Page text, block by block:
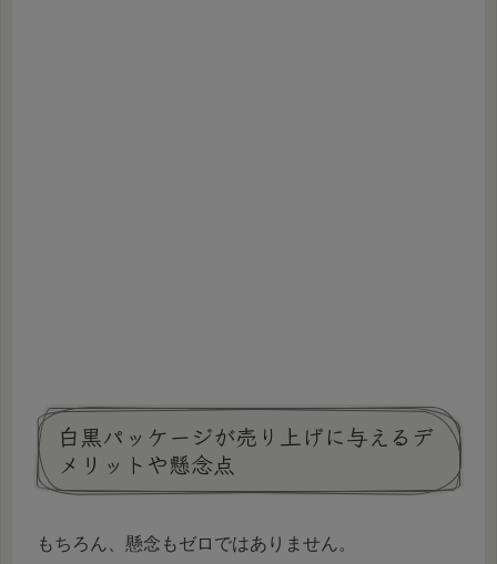
白黒パッケージが売り上げに与えるデ
メリットや懸念点
もちろん、懸念もゼロではありません。